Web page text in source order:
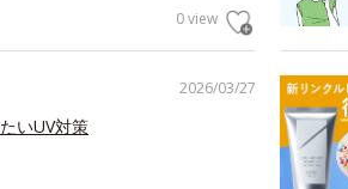
0 view
2026/03/27
いUV対策